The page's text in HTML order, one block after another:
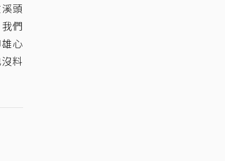
頭
們
心
料